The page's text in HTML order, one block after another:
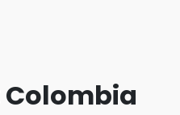
Colombia